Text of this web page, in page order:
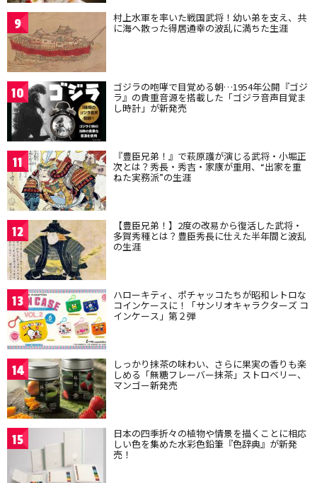
9 村上水軍を率いた戦国武将！幼い弟を支え、共
に海へ散った得居通幸の波乱に満ちた生涯
10 ゴジラの咆哮で目覚める朝…1954年公開『ゴジ
ラ』の貴重音源を搭載した「ゴジラ音声目覚ま
し時計」が新発売
11 『豊臣兄弟！』で萩原護が演じる武将・小堀正
次とは？秀長・秀吉・家康が重用、“出家を重
ねた実務派”の生涯
12 【豊臣兄弟！】2度の改易から復活した武将・
多賀秀種とは？豊臣秀長に仕えた半年間と波乱
の生涯
13 ハローキティ、ポチャッコたちが昭和レトロな
コインケースに！「サンリオキャラクターズ コ
インケース」第２弾
14 しっかり抹茶の味わい、さらに果実の香りも楽
しめる「無糖フレーバー抹茶」ストロベリー、
マンゴー新発売
15 日本の四季折々の植物や情景を描くことに相応
しい色を集めた水彩色鉛筆『色辞典』が新発
売！